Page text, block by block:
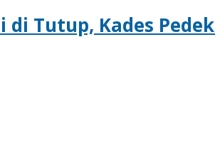
di Tutup, Kades